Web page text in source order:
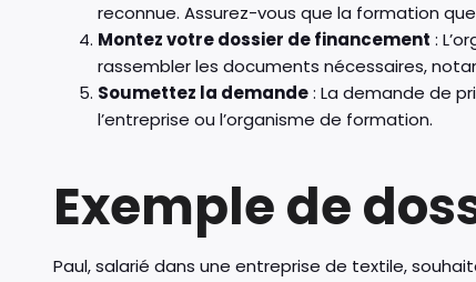
reconnue. Assurez-vous que la formation
Montez votre dossier de financement :
rassembler les documents nécessaires,
Soumettez la demande: La demande de
l’entreprise ou l’organisme de formation.
Exemple de
Paul, salarié dans une entreprise de textile,